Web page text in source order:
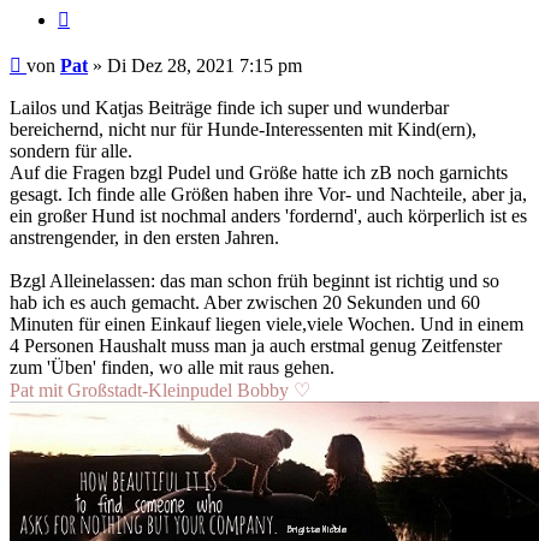
Beitrag
von Pat » Di Dez 28, 2021 7:15 pm
Lailos und Katjas Beiträge finde ich super und wunderbar
bereichernd, nicht nur für Hunde-Interessenten mit Kind(ern),
sondern für alle.
Auf die Fragen bzgl Pudel und Größe hatte ich zB noch garnichts
gesagt. Ich finde alle Größen haben ihre Vor- und Nachteile, aber ja,
ein großer Hund ist nochmal anders 'fordernd', auch körperlich ist es
anstrengender, in den ersten Jahren.
Bzgl Alleinelassen: das man schon früh beginnt ist richtig und so
hab ich es auch gemacht. Aber zwischen 20 Sekunden und 60
Minuten für einen Einkauf liegen viele,viele Wochen. Und in einem
4 Personen Haushalt muss man ja auch erstmal genug Zeitfenster
zum 'Üben' finden, wo alle mit raus gehen.
Pat mit Großstadt-Kleinpudel Bobby ♡